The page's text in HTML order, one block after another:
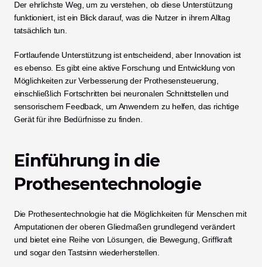
Der ehrlichste Weg, um zu verstehen, ob diese Unterstützung
funktioniert, ist ein Blick darauf, was die Nutzer in ihrem Alltag
tatsächlich tun.
Fortlaufende Unterstützung ist entscheidend, aber Innovation ist
es ebenso. Es gibt eine aktive Forschung und Entwicklung von
Möglichkeiten zur Verbesserung der Prothesensteuerung,
einschließlich Fortschritten bei neuronalen Schnittstellen und
sensorischem Feedback, um Anwendern zu helfen, das richtige
Gerät für ihre Bedürfnisse zu finden.
Einführung in die
Prothesentechnologie
Die Prothesentechnologie hat die Möglichkeiten für Menschen mit
Amputationen der oberen Gliedmaßen grundlegend verändert
und bietet eine Reihe von Lösungen, die Bewegung, Griffkraft
und sogar den Tastsinn wiederherstellen.